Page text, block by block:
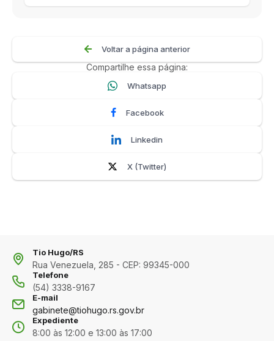
Voltar a página anterior
Compartilhe essa página:
Whatsapp
Facebook
Linkedin
X (Twitter)
Tio Hugo/RS
Rua Venezuela, 285 - CEP: 99345-000
Telefone
(54) 3338-9167
E-mail
gabinete@tiohugo.rs.gov.br
Expediente
8:00 às 12:00 e 13:00 às 17:00